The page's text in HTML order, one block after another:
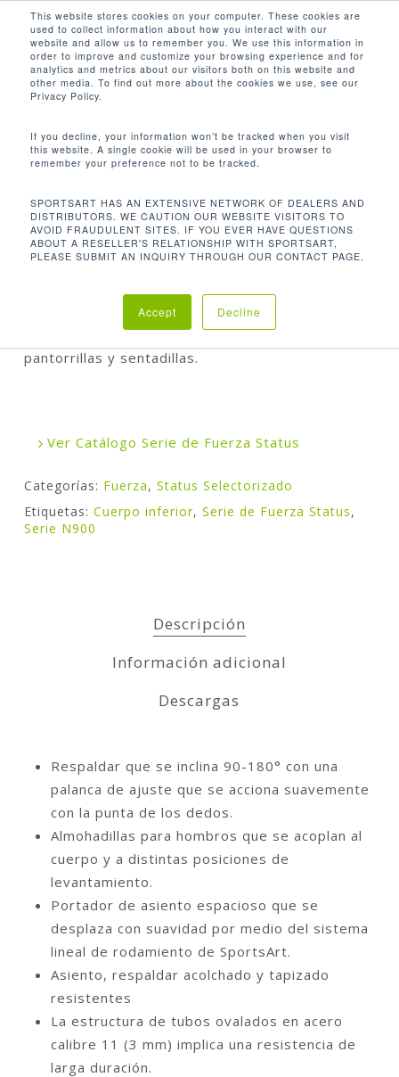
This website stores cookies on your computer. These cookies are
used to collect information about how you interact with our
website and allow us to remember you. We use this information in
order to improve and customize your browsing experience and for
analytics and metrics about our visitors both on this website and
other media. To find out more about the cookies we use, see our
Privacy Policy.
If you decline, your information won’t be tracked when you visit
this website. A single cookie will be used in your browser to
remember your preference not to be tracked.
SPORTSART HAS AN EXTENSIVE NETWORK OF DEALERS AND
DISTRIBUTORS. WE CAUTION OUR WEBSITE VISITORS TO
AVOID FRAUDULENT SITES. IF YOU EVER HAVE QUESTIONS
ABOUT A RESELLER'S RELATIONSHIP WITH SPORTSART,
PLEASE SUBMIT AN INQUIRY THROUGH OUR CONTACT PAGE.
Accept Decline
main
content
search
Inicio Fuerza
PRENSA DE PIERNAS HORIZONTAL N956
de prensa para piernas, es amplia y cómoda y
funciona para trabajar caderas, levantamiento de
pantorrillas y sentadillas.
Ver Catálogo Serie de Fuerza Status
Categorías: Fuerza, Status Selectorizado
Etiquetas: Cuerpo inferior, Serie de Fuerza Status,
Serie N900
Descripción
Información adicional
Descargas
Respaldar que se inclina 90-180° con una
palanca de ajuste que se acciona suavemente
con la punta de los dedos.
Almohadillas para hombros que se acoplan al
cuerpo y a distintas posiciones de
levantamiento.
Portador de asiento espacioso que se
desplaza con suavidad por medio del sistema
lineal de rodamiento de SportsArt.
Asiento, respaldar acolchado y tapizado
resistentes
La estructura de tubos ovalados en acero
calibre 11 (3 mm) implica una resistencia de
larga duración.
Close
Menu